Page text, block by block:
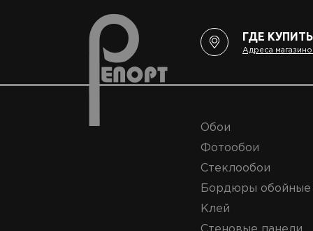
ГДЕ
Адреса
Обои
Фотообои
Стеклообои
Бордюры обойные
Клей